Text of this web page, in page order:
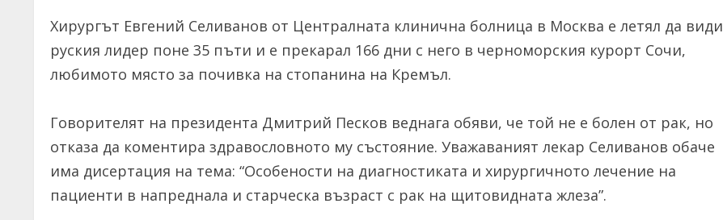
Хирургът Евгений Селиванов от Централната клинична болница в Москва е летял да види
руския лидер поне 35 пъти и е прекарал 166 дни с него в черноморския курорт Сочи,
любимото място за почивка на стопанина на Кремъл.
Говорителят на президента Дмитрий Песков веднага обяви, че той не е болен от рак, но
отказа да коментира здравословното му състояние. Уважаваният лекар Селиванов обаче
има дисертация на тема: “Особености на диагностиката и хирургичното лечение на
пациенти в напреднала и старческа възраст с рак на щитовидната жлеза”.